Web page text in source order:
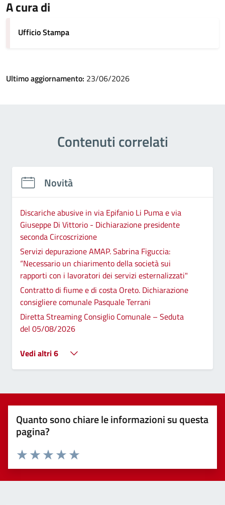
A cura di
Ufficio Stampa
Ultimo aggiornamento: 23/06/2026
Contenuti correlati
Novità
Discariche abusive in via Epifanio Li Puma e via
Giuseppe Di Vittorio - Dichiarazione presidente
seconda Circoscrizione
Servizi depurazione AMAP. Sabrina Figuccia:
“Necessario un chiarimento della società sui
rapporti con i lavoratori dei servizi esternalizzati"
Contratto di fiume e di costa Oreto. Dichiarazione
consigliere comunale Pasquale Terrani
Diretta Streaming Consiglio Comunale – Seduta
del 05/08/2026
Vedi altri 6
Quanto sono chiare le informazioni su questa
pagina?
Valuta 5 stelle su 5
Valuta 4 stelle su 5
Valuta 3 stelle su 5
Valuta 2 stelle su 5
Valuta 1 stelle su 5